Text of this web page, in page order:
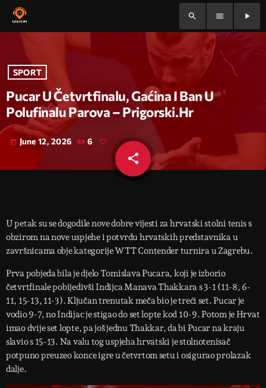
search menu play_arrow
SPORT
Pucar U Četvrtfinalu, Gaćina I Ban U
Polufinalu Parova – Prigorski.hr
today June 12, 2026 6
share
email
U petak su se dogodile nove dobre vijesti za hrvatski stolni tenis s
obzirom na nove uspjehe i potvrdu hrvatskih predstavnika u
završnicama obje kategorije WTT Contender turnira u Zagrebu.
Prva pobjeda bila je djelo Tomislava Pucara, koji je izborio
četvrtfinale pobijedivši Indijca Manava Thakkara s 3-1 (11-8, 6-
11, 15-13, 11-3). Ključan trenutak meča bio je treći set. Pucar je
vodio 9-7, no Indijac je stigao do set lopte kod 10-9. Potom je Hrvat
imao dvije set lopte, pa još jednu Thakkar, da bi Pucar na kraju
slavio s 15-13. Na valu tog uspjeha hrvatski je stolnotenisač
potpuno preuzeo konce igre u četvrtom setu i osigurao prolazak
dalje.